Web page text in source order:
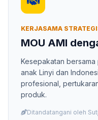
KERJASAMA
MOU AMI
Kesepakatan
anak Linyi dan
profesional,
produk.
Ditandatangani oleh